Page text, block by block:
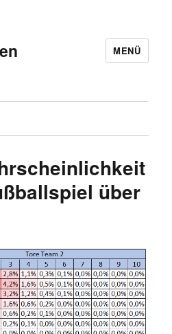
MENÜ
über